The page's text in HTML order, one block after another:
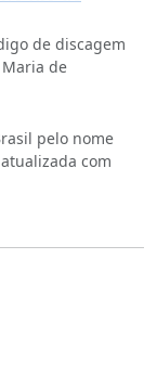
de discagem
Maria de
pelo nome
com